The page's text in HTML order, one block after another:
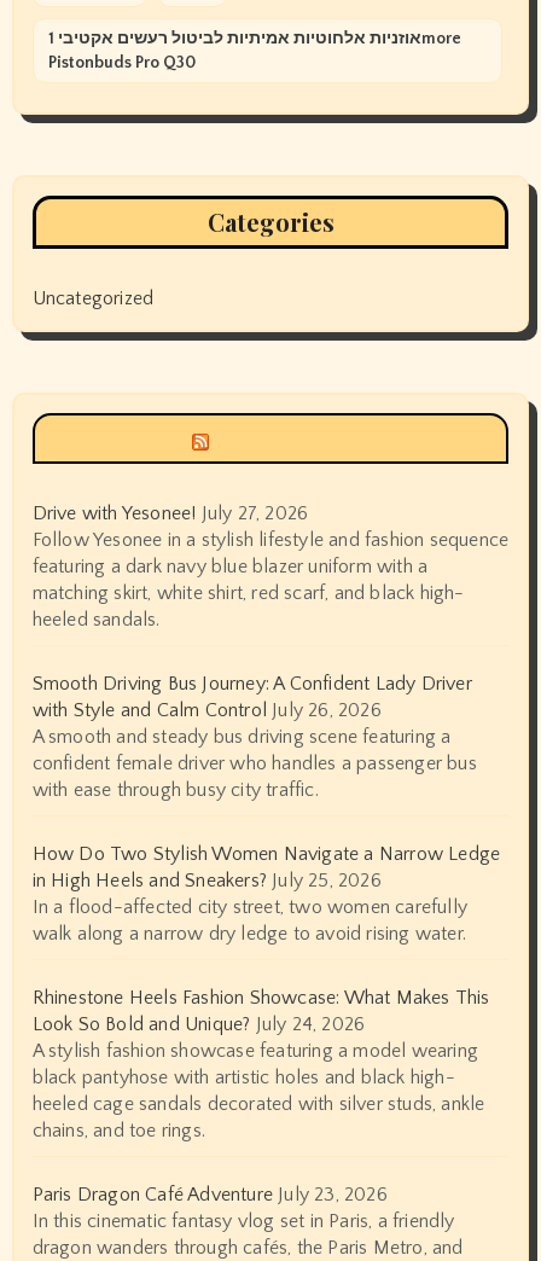
אוזניות אלחוטיות אמיתיות לביטול רעשים אקטיבי 1more
Pistonbuds Pro Q30
Categories
Uncategorized
Drive with Yesonee! July 27, 2026
Follow Yesonee in a stylish lifestyle and fashion sequence
featuring a dark navy blue blazer uniform with a
matching skirt, white shirt, red scarf, and black high-
heeled sandals.
Smooth Driving Bus Journey: A Confident Lady Driver
with Style and Calm Control July 26, 2026
A smooth and steady bus driving scene featuring a
confident female driver who handles a passenger bus
with ease through busy city traffic.
How Do Two Stylish Women Navigate a Narrow Ledge
in High Heels and Sneakers? July 25, 2026
In a flood-affected city street, two women carefully
walk along a narrow dry ledge to avoid rising water.
Rhinestone Heels Fashion Showcase: What Makes This
Look So Bold and Unique? July 24, 2026
A stylish fashion showcase featuring a model wearing
black pantyhose with artistic holes and black high-
heeled cage sandals decorated with silver studs, ankle
chains, and toe rings.
Paris Dragon Café Adventure July 23, 2026
In this cinematic fantasy vlog set in Paris, a friendly
dragon wanders through cafés, the Paris Metro, and